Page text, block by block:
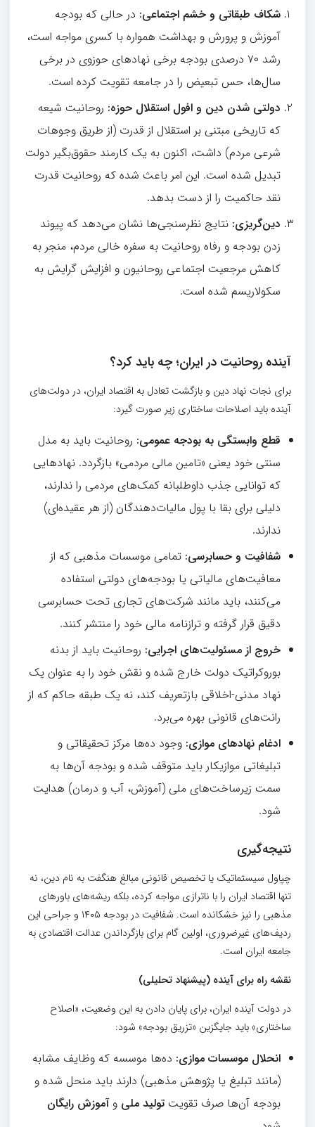
شکاف طبقاتی و خشم اجتماعی: در حالی که بودجه
آموزش و پرورش و بهداشت همواره با کسری مواجه است،
رشد ۷۰ درصدی بودجه برخی نهادهای حوزوی در برخی
سال‌ها، حس تبعیض را در جامعه تقویت کرده است.
دولتی شدن دین و افول استقلال حوزه: روحانیت شیعه
که تاریخی مبتنی بر استقلال از قدرت (از طریق وجوهات
شرعی مردم) داشت، اکنون به یک کارمند حقوق‌بگیر دولت
تبدیل شده است. این امر باعث شده که روحانیت قدرت
نقد حاکمیت را از دست بدهد.
دین‌گریزی: نتایج نظرسنجی‌ها نشان می‌دهد که پیوند
زدن بودجه و رفاه روحانیت به سفره خالی مردم، منجر به
کاهش مرجعیت اجتماعی روحانیون و افزایش گرایش به
سکولاریسم شده است.
آینده روحانیت در ایران؛ چه باید کرد؟
برای نجات نهاد دین و بازگشت تعادل به اقتصاد ایران، در دولت‌های
آینده باید اصلاحات ساختاری زیر صورت گیرد:
قطع وابستگی به بودجه عمومی: روحانیت باید به مدل
سنتی خود یعنی «تامین مالی مردمی» بازگردد. نهادهایی
که توانایی جذب داوطلبانه کمک‌های مردمی را ندارند،
دلیلی برای بقا با پول مالیات‌دهندگان (از هر عقیده‌ای)
ندارند.
شفافیت و حسابرسی: تمامی موسسات مذهبی که از
معافیت‌های مالیاتی یا بودجه‌های دولتی استفاده
می‌کنند، باید مانند شرکت‌های تجاری تحت حسابرسی
دقیق قرار گرفته و ترازنامه مالی خود را منتشر کنند.
خروج از مسئولیت‌های اجرایی: روحانیت باید از بدنه
بوروکراتیک دولت خارج شده و نقش خود را به عنوان یک
نهاد مدنی-اخلاقی بازتعریف کند، نه یک طبقه حاکم که از
رانت‌های قانونی بهره می‌برد.
ادغام نهادهای موازی: وجود ده‌ها مرکز تحقیقاتی و
تبلیغاتی موازیکار باید متوقف شده و بودجه آن‌ها به
سمت زیرساخت‌های ملی (آموزش، آب و درمان) هدایت
شود.
نتیجه‌گیری
چپاول سیستماتیک یا تخصیص قانونی مبالغ هنگفت به نام دین، نه
تنها اقتصاد ایران را با ناترازی مواجه کرده، بلکه ریشه‌های باورهای
مذهبی را نیز خشکانده است. شفافیت در بودجه ۱۴۰۵ و جراحی این
ردیف‌های غیرضروری، اولین گام برای بازگرداندن عدالت اقتصادی به
جامعه ایران است.
نقشه راه برای آینده (پیشنهاد تحلیلی)
در دولت آینده ایران، برای پایان دادن به این وضعیت، «اصلاح
ساختاری» باید جایگزین «تزریق بودجه» شود:
انحلال موسسات موازی: ده‌ها موسسه که وظایف مشابه
(مانند تبلیغ یا پژوهش مذهبی) دارند باید منحل شده و
بودجه آن‌ها صرف تقویت تولید ملی و آموزش رایگان